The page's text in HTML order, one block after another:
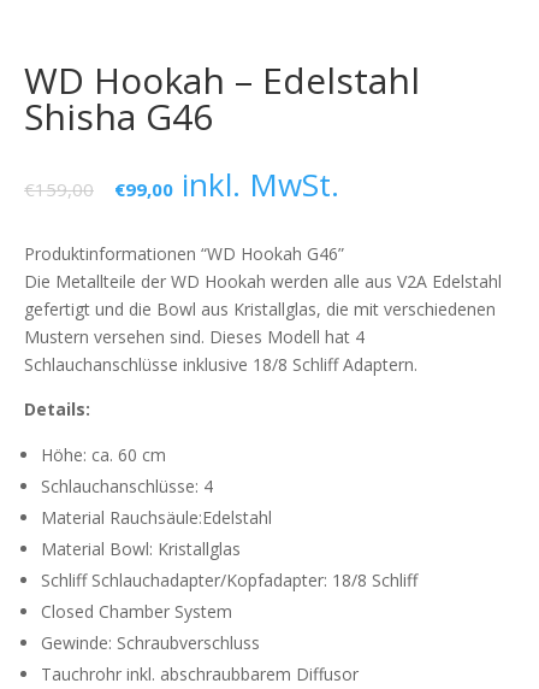
WD Hookah – Edelstahl
Shisha G46
€159,00 €99,00 inkl. MwSt.
Produktinformationen “WD Hookah G46”
Die Metallteile der WD Hookah werden alle aus V2A Edelstahl
gefertigt und die Bowl aus Kristallglas, die mit verschiedenen
Mustern versehen sind. Dieses Modell hat 4
Schlauchanschlüsse inklusive 18/8 Schliff Adaptern.
Details:
Höhe: ca. 60 cm
Schlauchanschlüsse: 4
Material Rauchsäule:Edelstahl
Material Bowl: Kristallglas
Schliff Schlauchadapter/Kopfadapter: 18/8 Schliff
Closed Chamber System
Gewinde: Schraubverschluss
Tauchrohr inkl. abschraubbarem Diffusor